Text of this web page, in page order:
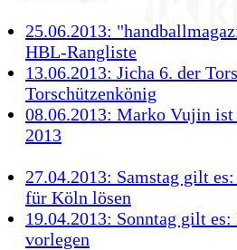
25.06.2013:
HBL-Rangliste
13.06.2013: Jicha 6. der
Torschützenkönig
08.06.2013: Marko Vujin
2013
27.04.2013: Samstag gilt
für Köln lösen
19.04.2013: Sonntag gilt
vorlegen